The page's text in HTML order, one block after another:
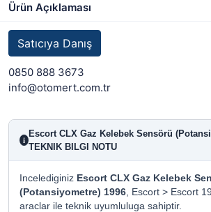
Ürün Açıklaması
Satıcıya Danış
0850 888 3673
info@otomert.com.tr
i
Escort CLX Gaz Kelebek Sensörü
TEKNIK BILGI NOTU
Incelediginiz Escort CLX Gaz Kelebek
(Potansiyometre) 1996, Escort > Escort
araclar ile teknik uyumluluga sahiptir.